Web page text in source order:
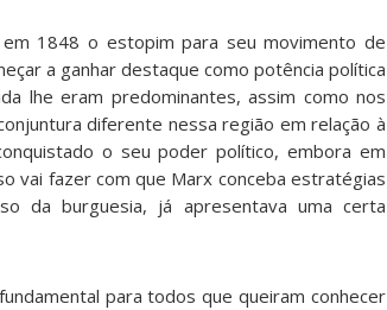
1848 o estopim para seu movimento de
a ganhar destaque como potência política
lhe eram predominantes, assim como nos
diferente nessa região em relação à
o seu poder político, embora em
vai fazer com que Marx conceba estratégias
da burguesia, já apresentava uma certa
para todos que queiram conhecer